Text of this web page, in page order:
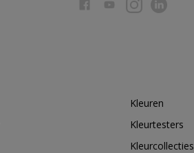
Kleuren
Kleurtesters
Kleurcollecties